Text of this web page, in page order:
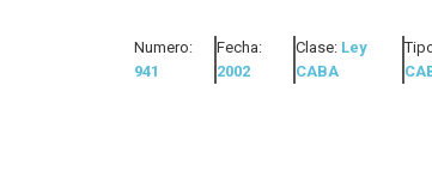
Numero:
941
Fecha:
2002
Clase: Ley
CABA